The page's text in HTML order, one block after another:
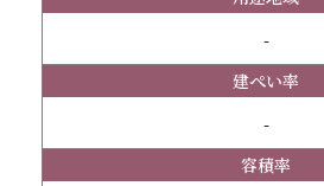
-
建ぺい率
-
容積率